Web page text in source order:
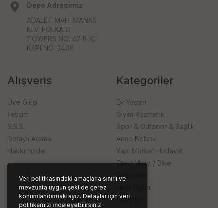
Veri politikasındaki amaçlarla sınırlı ve
mevzuata uygun şekilde çerez
konumlandırmaktayız. Detaylar için veri
politikamızı inceleyebilirsiniz.
Depo Adresimiz
ADALET MAH. MANAS
BLV. FOLKART
TOWERS NO: 47 B İÇ
KAPI NO: 3406
Alışveriş
Üye Girişi
İletişim
S.S.S.
Detaylı Arama
Hakkımızda
Kategoriler
Ev Yaşam
Giyim Kozmetik
Spor & Outdoor & Sağlık
Anne Bebek
Yapı Market Hırdavat
Oto / Moto / Bike
Hobi Oyun
Paketler